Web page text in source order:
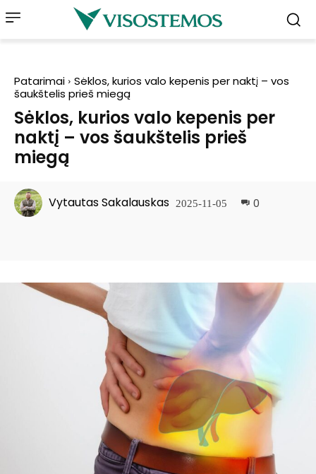
Patarimai
Sėklos, kurios valo kepenis per naktį – vos
šaukštelis prieš miegą
Sėklos, kurios valo kepenis per
naktį – vos šaukštelis prieš
miegą
Vytautas Sakalauskas 2025-11-05 0